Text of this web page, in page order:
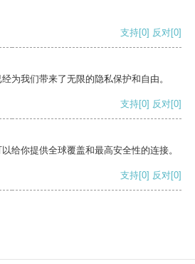
支持[0] 反对[0]
为我们带来了无限的隐私保护和自由。
支持[0] 反对[0]
给你提供全球覆盖和最高安全性的连接。
支持[0] 反对[0]